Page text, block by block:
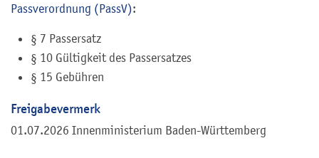
Passverordnung (PassV):
§ 7 Passersatz
§ 10 Gültigkeit des Passersatzes
§ 15 Gebühren
Freigabevermerk
01.07.2026 Innenministerium Baden-Württemberg